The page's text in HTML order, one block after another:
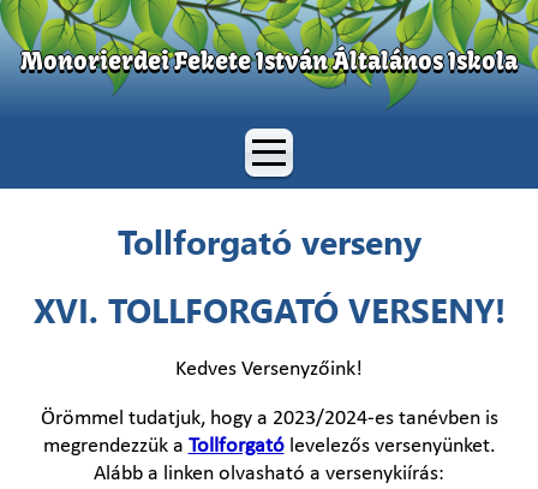
Monorierdei Fekete István Általános Iskola
Tollforgató verseny
XVI. TOLLFORGATÓ VERSENY!
Kedves Versenyzőink!
Örömmel tudatjuk, hogy a 2023/2024-es tanévben is
megrendezzük a Tollforgatólevelezős versenyünket.
Alább a linken olvasható a versenykiírás: